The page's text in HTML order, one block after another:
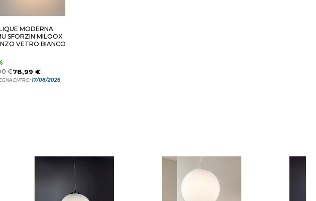
MODERNA
SFORZIN MILOOX
VETRO BIANCO
€78,99 €
ENTRO:17/08/2026